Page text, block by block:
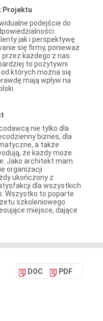
Projektu
podejście do
jak i perspektywę
się firmy, ponieważ
każdego z nas
to pozytywni
których można się
mają wpływ na
nie tylko dla
biznes, dla
a także
że każdy może
Jako architekt mam
organizacji
ukończony z
dla wszystkich
Wszystko to poparte
szkoleniowego
miejsce, dające
DOC PDF